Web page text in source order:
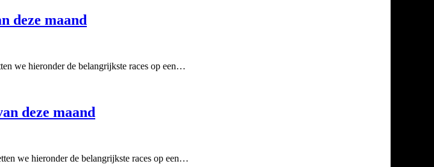
deze maand
we hieronder de belangrijkste races op een…
deze maand
we hieronder de belangrijkste races op een…